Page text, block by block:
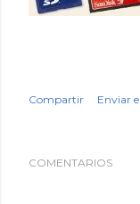
Compartir Enviar
COMENTARIOS